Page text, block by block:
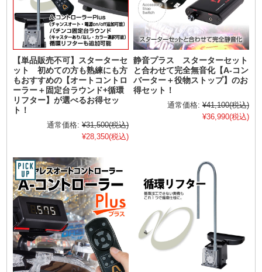
【単品販売不可】スターターセ
ット 初めての方も熟練にも方
もおすすめの【オートコントロ
ーラー＋固定台ラウンド+循環
リフター】が選べるお得セッ
ト！
通常価格: ¥31,500(税込)
¥28,350(税込)
静音プラス スターターセット
と合わせて完全無音化【A-コン
バーター＋役物ストップ】のお
得セット！
通常価格: ¥41,100(税込)
¥36,990(税込)